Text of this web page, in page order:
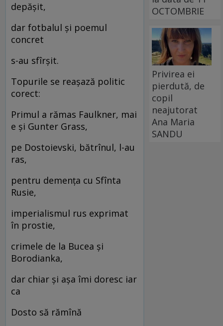
depășit,
dar fotbalul și poemul
concret
s-au sfîrșit.
Topurile se reașază politic
corect:
Primul a rămas Faulkner, mai
e și Gunter Grass,
pe Dostoievski, bătrînul, l-au
ras,
pentru demența cu Sfînta
Rusie,
imperialismul rus exprimat
în prostie,
crimele de la Bucea și
Borodianka,
dar chiar și așa îmi doresc iar
ca
Dosto să rămînă
OCTOMBRIE
Privirea ei
pierdută, de
copil
neajutorat
Ana Maria
SANDU